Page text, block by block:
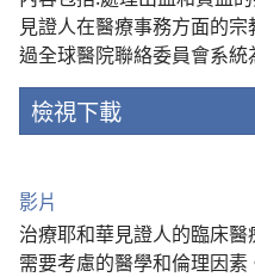
見證人在醫療事務方面的
過全球醫院聯絡委員會系統
檢視下載
影片
治療耶和華見證人的臨床
需要考慮的醫學和倫理因素